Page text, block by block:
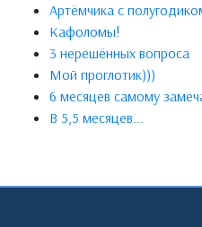
Артёмчика с
Кафоломы!
3 нерешённых вопроса
Мой проглотик)))
6 месяцев самому
В 5,5 месяцев...